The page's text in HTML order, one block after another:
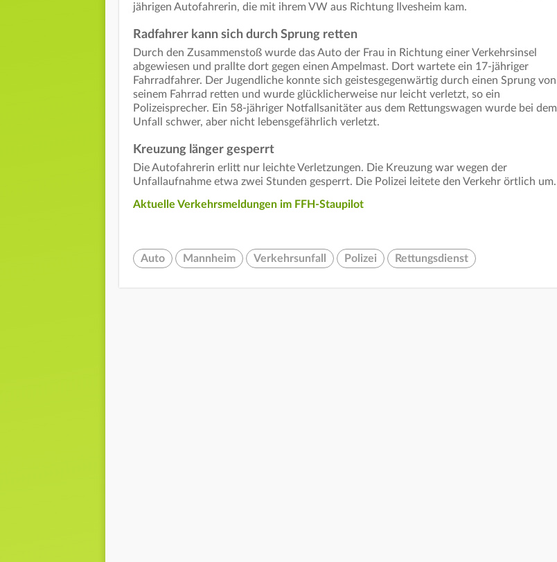
jährigen Autofahrerin, die mit ihrem VW aus Richtung Ilvesheim kam.
Radfahrer kann sich durch Sprung retten
Durch den Zusammenstoß wurde das Auto der Frau in Richtung einer Verkehrsinsel
abgewiesen und prallte dort gegen einen Ampelmast. Dort wartete ein 17-jähriger
Fahrradfahrer. Der Jugendliche konnte sich geistesgegenwärtig durch einen Sprung von
seinem Fahrrad retten und wurde glücklicherweise nur leicht verletzt, so ein
Polizeisprecher. Ein 58-jähriger Notfallsanitäter aus dem Rettungswagen wurde bei dem
Unfall schwer, aber nicht lebensgefährlich verletzt.
Kreuzung länger gesperrt
Die Autofahrerin erlitt nur leichte Verletzungen. Die Kreuzung war wegen der
Unfallaufnahme etwa zwei Stunden gesperrt. Die Polizei leitete den Verkehr örtlich um.
Aktuelle Verkehrsmeldungen im FFH-Staupilot
Auto Mannheim Verkehrsunfall Polizei Rettungsdienst